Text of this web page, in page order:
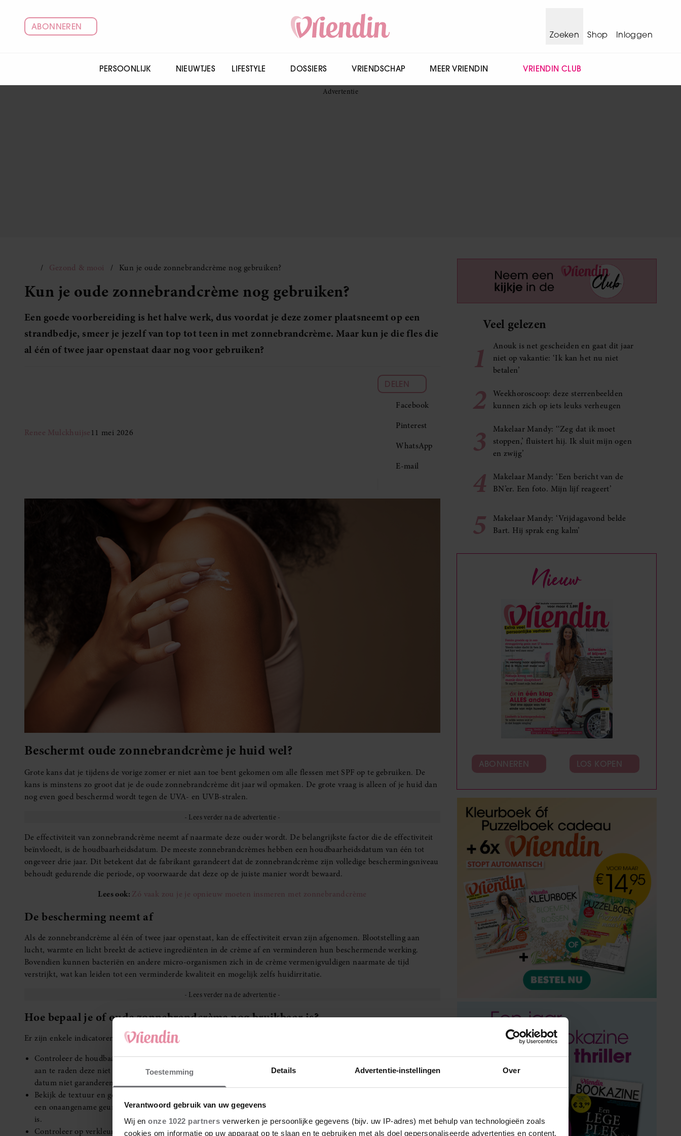
Toestemming Details Advertentie-instellingen Over
Verantwoord gebruik van uw gegevens
Wij en onze 1022 partners verwerken je persoonlijke gegevens (bijv. uw IP-adres) met behulp van technologieën zoals
cookies om informatie op uw apparaat op te slaan en te gebruiken met als doel gepersonaliseerde advertenties en content,
ABONNEREN
Zoeken
Shop Inloggen
PERSOONLIJK NIEUWTJES LIFESTYLE DOSSIERS VRIENDSCHAP MEER VRIENDIN VRIENDIN CLUB
Gezond & mooi Kun je oude zonnebrandcrème nog gebruiken?
Kun je oude zonnebrandcrème nog gebruiken?
Een goede voorbereiding is het halve werk, dus voordat je deze zomer plaatsneemt op een
strandbedje, smeer je jezelf van top tot teen in met zonnebrandcrème. Maar kun je die fles die
al één of twee jaar openstaat daar nog voor gebruiken?
Renee Mulckhuijse11 mei 2026
DELEN
Facebook
Pinterest
WhatsApp
E-mail
Beschermt oude zonnebrandcrème je huid wel?
Grote kans dat je tijdens de vorige zomer er niet aan toe bent gekomen om alle flessen met SPF op te gebruiken. De
kans is minstens zo groot dat je de oude zonnebrandcrème dit jaar wil opmaken. De grote vraag is alleen of je huid dan
nog even goed beschermd wordt tegen de UVA- en UVB-stralen.
De effectiviteit van zonnebrandcrème neemt af naarmate deze ouder wordt. De belangrijkste factor die de effectiviteit
beïnvloedt, is de houdbaarheidsdatum. De meeste zonnebrandcrèmes hebben een houdbaarheidsdatum van één tot
ongeveer drie jaar. Dit betekent dat de fabrikant garandeert dat de zonnebrandcrème zijn volledige beschermingsniveau
behoudt gedurende die periode, op voorwaarde dat deze op de juiste manier wordt bewaard.
Lees ook: Zó vaak zou je je opnieuw moeten insmeren met zonnebrandcrème
De bescherming neemt af
Als de zonnebrandcrème al één of twee jaar openstaat, kan de effectiviteit ervan zijn afgenomen. Blootstelling aan
lucht, warmte en licht breekt de actieve ingrediënten in de crème af en verminderen hun beschermende werking.
Bovendien kunnen bacteriën en andere micro-organismen zich in de crème vermenigvuldigen naarmate de tijd
verstrijkt, wat kan leiden tot een verminderde kwaliteit en mogelijk zelfs huidirritatie.
Hoe bepaal je of oude zonnebrandcrème nog bruikbaar is?
Er zijn enkele indicatoren waarmee je kunt beoordelen of oude zonnebrandcrème nog bruikbaar is:
Controleer de houdbaarheidsdatum. Als de zonnebrandcrème de houdbaarheidsdatum heeft overschreden, is het
aan te raden deze niet meer te gebruiken. De fabrikant kan de veiligheid en effectiviteit van het product na die
datum niet garanderen.
Bekijk de textuur en geur. Als de zonnebrandcrème van textuur is veranderd, zoals klonten of waterige scheiding, of
een onaangename geur heeft ontwikkeld, is het beter om het weg te gooien. Dit kan een teken zijn dat het bedorven
is.
Controleer op verkleuring. Als de zonnebrandcrème van kleur is veranderd, bijvoorbeeld als het troebel of
Veel gelezen
1
Anouk is net gescheiden en gaat dit jaar
niet op vakantie: ‘Ik kan het nu niet
betalen’
2
Weekhoroscoop: deze sterrenbeelden
kunnen zich op iets leuks verheugen
3
Makelaar Mandy: ‘‘Zeg dat ik moet
stoppen,’ fluistert hij. Ik sluit mijn ogen
en zwijg’
4
Makelaar Mandy: ‘Een bericht van de
BN’er. Een foto. Mijn lijf reageert’
5
Makelaar Mandy: ‘Vrijdagavond belde
Bart. Hij sprak eng kalm’
Nieuw
ABONNEREN LOS KOPEN